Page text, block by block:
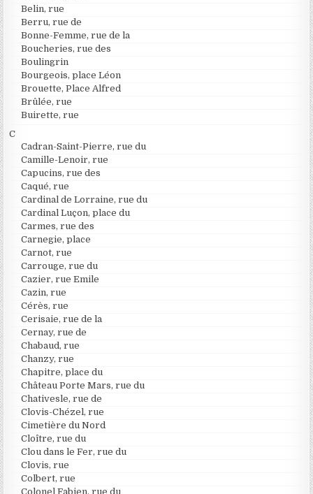
Belin, rue
Berru, rue de
Bonne-Femme, rue de la
Boucheries, rue des
Boulingrin
Bourgeois, place Léon
Brouette, Place Alfred
Brûlée, rue
Buirette, rue
C
Cadran-Saint-Pierre, rue du
Camille-Lenoir, rue
Capucins, rue des
Caqué, rue
Cardinal de Lorraine, rue du
Cardinal Luçon, place du
Carmes, rue des
Carnegie, place
Carnot, rue
Carrouge, rue du
Cazier, rue Emile
Cazin, rue
Cérès, rue
Cerisaie, rue de la
Cernay, rue de
Chabaud, rue
Chanzy, rue
Chapitre, place du
Château Porte Mars, rue du
Chativesle, rue de
Clovis-Chézel, rue
Cimetière du Nord
Cloître, rue du
Clou dans le Fer, rue du
Clovis, rue
Colbert, rue
Colonel Fabien, rue du